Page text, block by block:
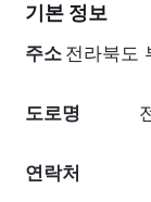
기본 정보
주소전라북도
도로명
연락처